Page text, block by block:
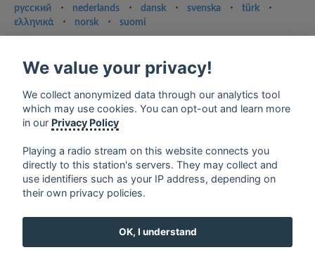
русский
⋅ nederlands ⋅ dansk ⋅ svenska ⋅ türk
⋅
ελληνικά
⋅ norsk ⋅ suomi
Terms of service
Privacy Policy
Google Play and the Google Play logo are trademarks of Google Inc.
We value your privacy!
We collect anonymized data through our analytics tool
which may use cookies. You can opt-out and learn more
in our Privacy Policy
Playing a radio stream on this website connects you
directly to this station's servers. They may collect and
use identifiers such as your IP address, depending on
their own privacy policies.
OK, I understand